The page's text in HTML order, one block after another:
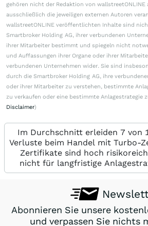
gehören nicht der Redaktion von wallstreetONLINE
ausschließlich die jeweiligen externen Autoren
wallstreetONLINE veröffentlichten Inhalte sind
Smartbroker Holding AG, ihrer verbundenen
ihrer Mitarbeiter bestimmt und spiegeln nicht
und Auffassungen ihrer Organe oder ihrer
verbundenen Unternehmen wider. Sie sind
durch die Smartbroker Holding AG, ihre
oder ihrer Mitarbeiter zu verstehen, bestimmte
zu verkaufen oder eine bestimmte Anlagestrategie
Disclaimer)
Im Durchschnitt erleiden 7 von
Verluste beim Handel mit Turbo-
Zertifikate sind hoch
nicht für langfristige
Abonnieren Sie unsere
und verpassen Sie nichts